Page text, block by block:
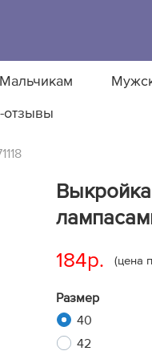
Мальчикам
отзывы
184р. (цена
Размер
40
42